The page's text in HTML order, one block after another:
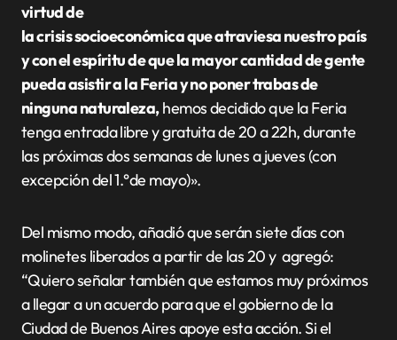
virtud de
la crisis socioeconómica que atraviesa nuestro país
y con el espíritu de que la mayor cantidad de gente
pueda asistir a la Feria y no poner trabas de
ninguna naturaleza,hemos decidido que la Feria
tenga entrada libre y gratuita de 20 a 22h, durante
las próximas dos semanas de lunes a jueves (con
excepción del 1.°de mayo)».
Del mismo modo, añadió que serán siete días con
molinetes liberados a partir de las 20 y agregó:
“Quiero señalar también que estamos muy próximos
a llegar a un acuerdo para que el gobierno de la
Ciudad de Buenos Aires apoye esta acción. Si el